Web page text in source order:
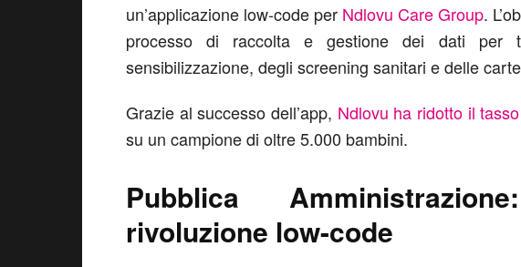
un’applicazione low-code per Ndlovu Care Group.
processo di raccolta e gestione dei dati per
sensibilizzazione, degli screening sanitari e delle
Grazie al successo dell’app, Ndlovu ha ridotto il
su un campione di oltre 5.000 bambini.
Pubblica
rivoluzione low-code